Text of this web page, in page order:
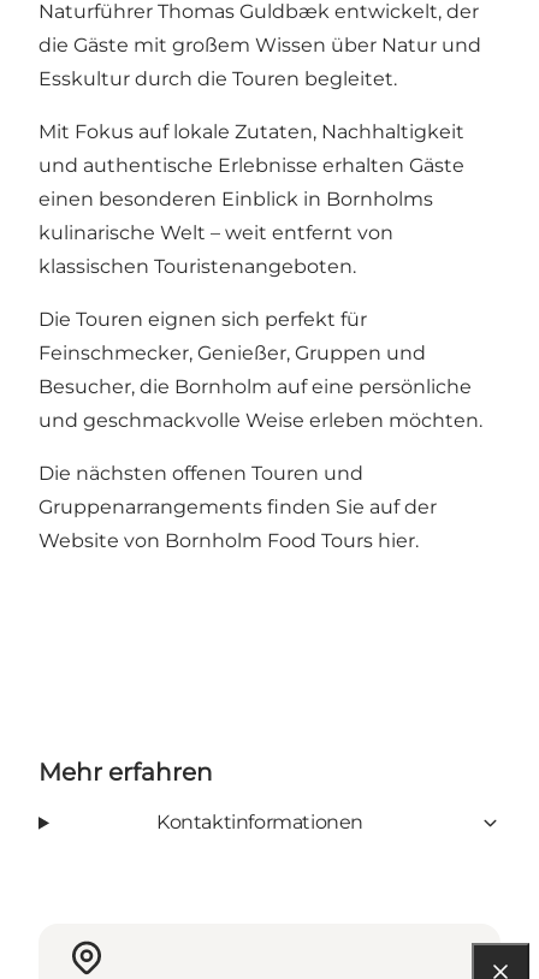
Naturführer Thomas Guldbæk entwickelt, der
die Gäste mit großem Wissen über Natur und
Esskultur durch die Touren begleitet.
Mit Fokus auf lokale Zutaten, Nachhaltigkeit
und authentische Erlebnisse erhalten Gäste
einen besonderen Einblick in Bornholms
kulinarische Welt – weit entfernt von
klassischen Touristenangeboten.
Die Touren eignen sich perfekt für
Feinschmecker, Genießer, Gruppen und
Besucher, die Bornholm auf eine persönliche
und geschmackvolle Weise erleben möchten.
Die nächsten offenen Touren und
Gruppenarrangements finden Sie auf der
Website von Bornholm Food Tours hier.
Mehr erfahren
Kontaktinformationen